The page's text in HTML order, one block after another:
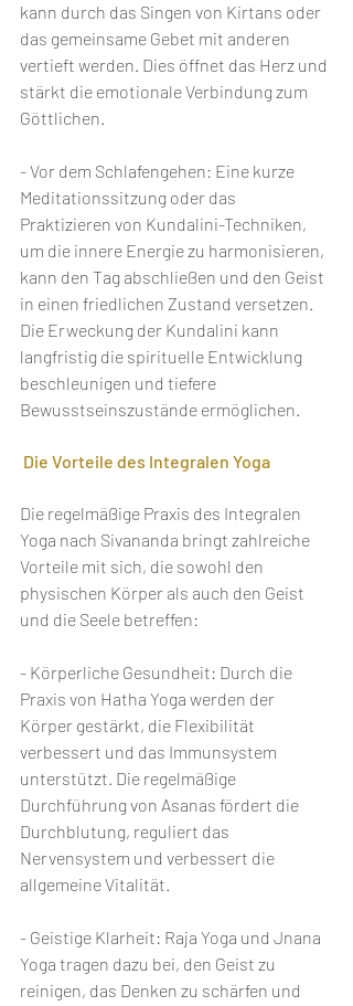
kann durch das Singen von Kirtans oder
das gemeinsame Gebet mit anderen
vertieft werden. Dies öffnet das Herz und
stärkt die emotionale Verbindung zum
Göttlichen.
- Vor dem Schlafengehen: Eine kurze
Meditationssitzung oder das
Praktizieren von Kundalini-Techniken,
um die innere Energie zu harmonisieren,
kann den Tag abschließen und den Geist
in einen friedlichen Zustand versetzen.
Die Erweckung der Kundalini kann
langfristig die spirituelle Entwicklung
beschleunigen und tiefere
Bewusstseinszustände ermöglichen.
Die Vorteile des Integralen Yoga
Die regelmäßige Praxis des Integralen
Yoga nach Sivananda bringt zahlreiche
Vorteile mit sich, die sowohl den
physischen Körper als auch den Geist
und die Seele betreffen:
- Körperliche Gesundheit: Durch die
Praxis von Hatha Yoga werden der
Körper gestärkt, die Flexibilität
verbessert und das Immunsystem
unterstützt. Die regelmäßige
Durchführung von Asanas fördert die
Durchblutung, reguliert das
Nervensystem und verbessert die
allgemeine Vitalität.
- Geistige Klarheit: Raja Yoga und Jnana
Yoga tragen dazu bei, den Geist zu
reinigen, das Denken zu schärfen und